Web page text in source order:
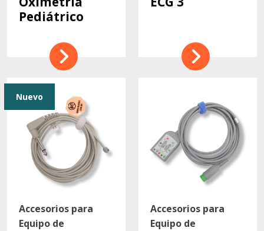
Pediátrico
Accesorios para
Equipo de
Nuevo
Accesorios para
Equipo de